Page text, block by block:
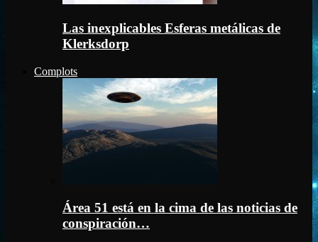
Las inexplicables Esferas metálicas de
Klerksdorp
Complots
Área 51 está en la cima de las noticias de
conspiración…